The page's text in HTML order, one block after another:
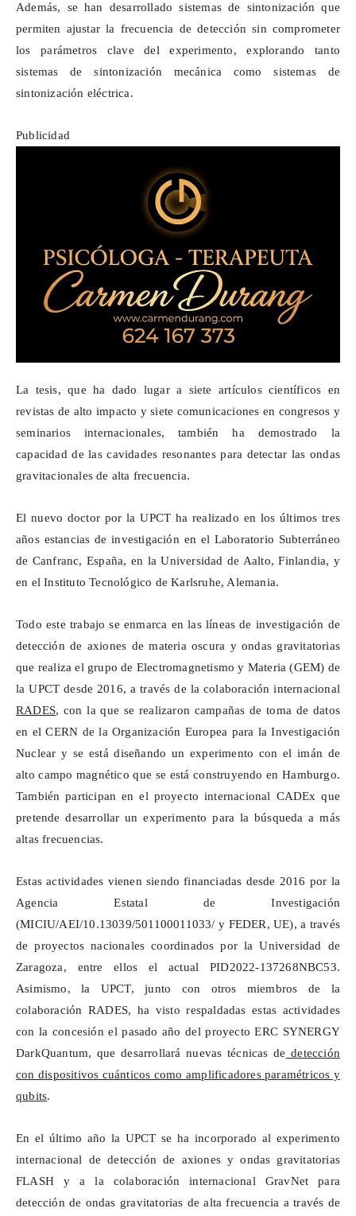
Además, se han desarrollado sistemas de sintonización que
permiten ajustar la frecuencia de detección sin comprometer
los parámetros clave del experimento, explorando tanto
sistemas de sintonización mecánica como sistemas de
sintonización eléctrica.
Publicidad
La tesis, que ha dado lugar a siete artículos científicos en
revistas de alto impacto y siete comunicaciones en congresos y
seminarios internacionales, también ha demostrado la
capacidad de las cavidades resonantes para detectar las ondas
gravitacionales de alta frecuencia.
El nuevo doctor por la UPCT ha realizado en los últimos tres
años estancias de investigación en el Laboratorio Subterráneo
de Canfranc, España, en la Universidad de Aalto, Finlandia, y
en el Instituto Tecnológico de Karlsruhe, Alemania.
Todo este trabajo se enmarca en las líneas de investigación de
detección de axiones de materia oscura y ondas gravitatorias
que realiza el grupo de Electromagnetismo y Materia (GEM) de
la UPCT desde 2016, a través de la colaboración internacional
RADES, con la que se realizaron campañas de toma de datos
en el CERN de la Organización Europea para la Investigación
Nuclear y se está diseñando un experimento con el imán de
alto campo magnético que se está construyendo en Hamburgo.
También participan en el proyecto internacional CADEx que
pretende desarrollar un experimento para la búsqueda a más
altas frecuencias.
Estas actividades vienen siendo financiadas desde 2016 por la
Agencia Estatal de Investigación
(MICIU/AEI/10.13039/501100011033/ y FEDER, UE), a través
de proyectos nacionales coordinados por la Universidad de
Zaragoza, entre ellos el actual PID2022-137268NBC53.
Asimismo, la UPCT, junto con otros miembros de la
colaboración RADES, ha visto respaldadas estas actividades
con la concesión el pasado año del proyecto ERC SYNERGY
DarkQuantum, que desarrollará nuevas técnicas de detección
con dispositivos cuánticos como amplificadores paramétricos y
qubits.
En el último año la UPCT se ha incorporado al experimento
internacional de detección de axionesy ondas gravitatorias
FLASH y a la colaboración internacional GravNet para
detección de ondas gravitatorias de alta frecuencia a través de